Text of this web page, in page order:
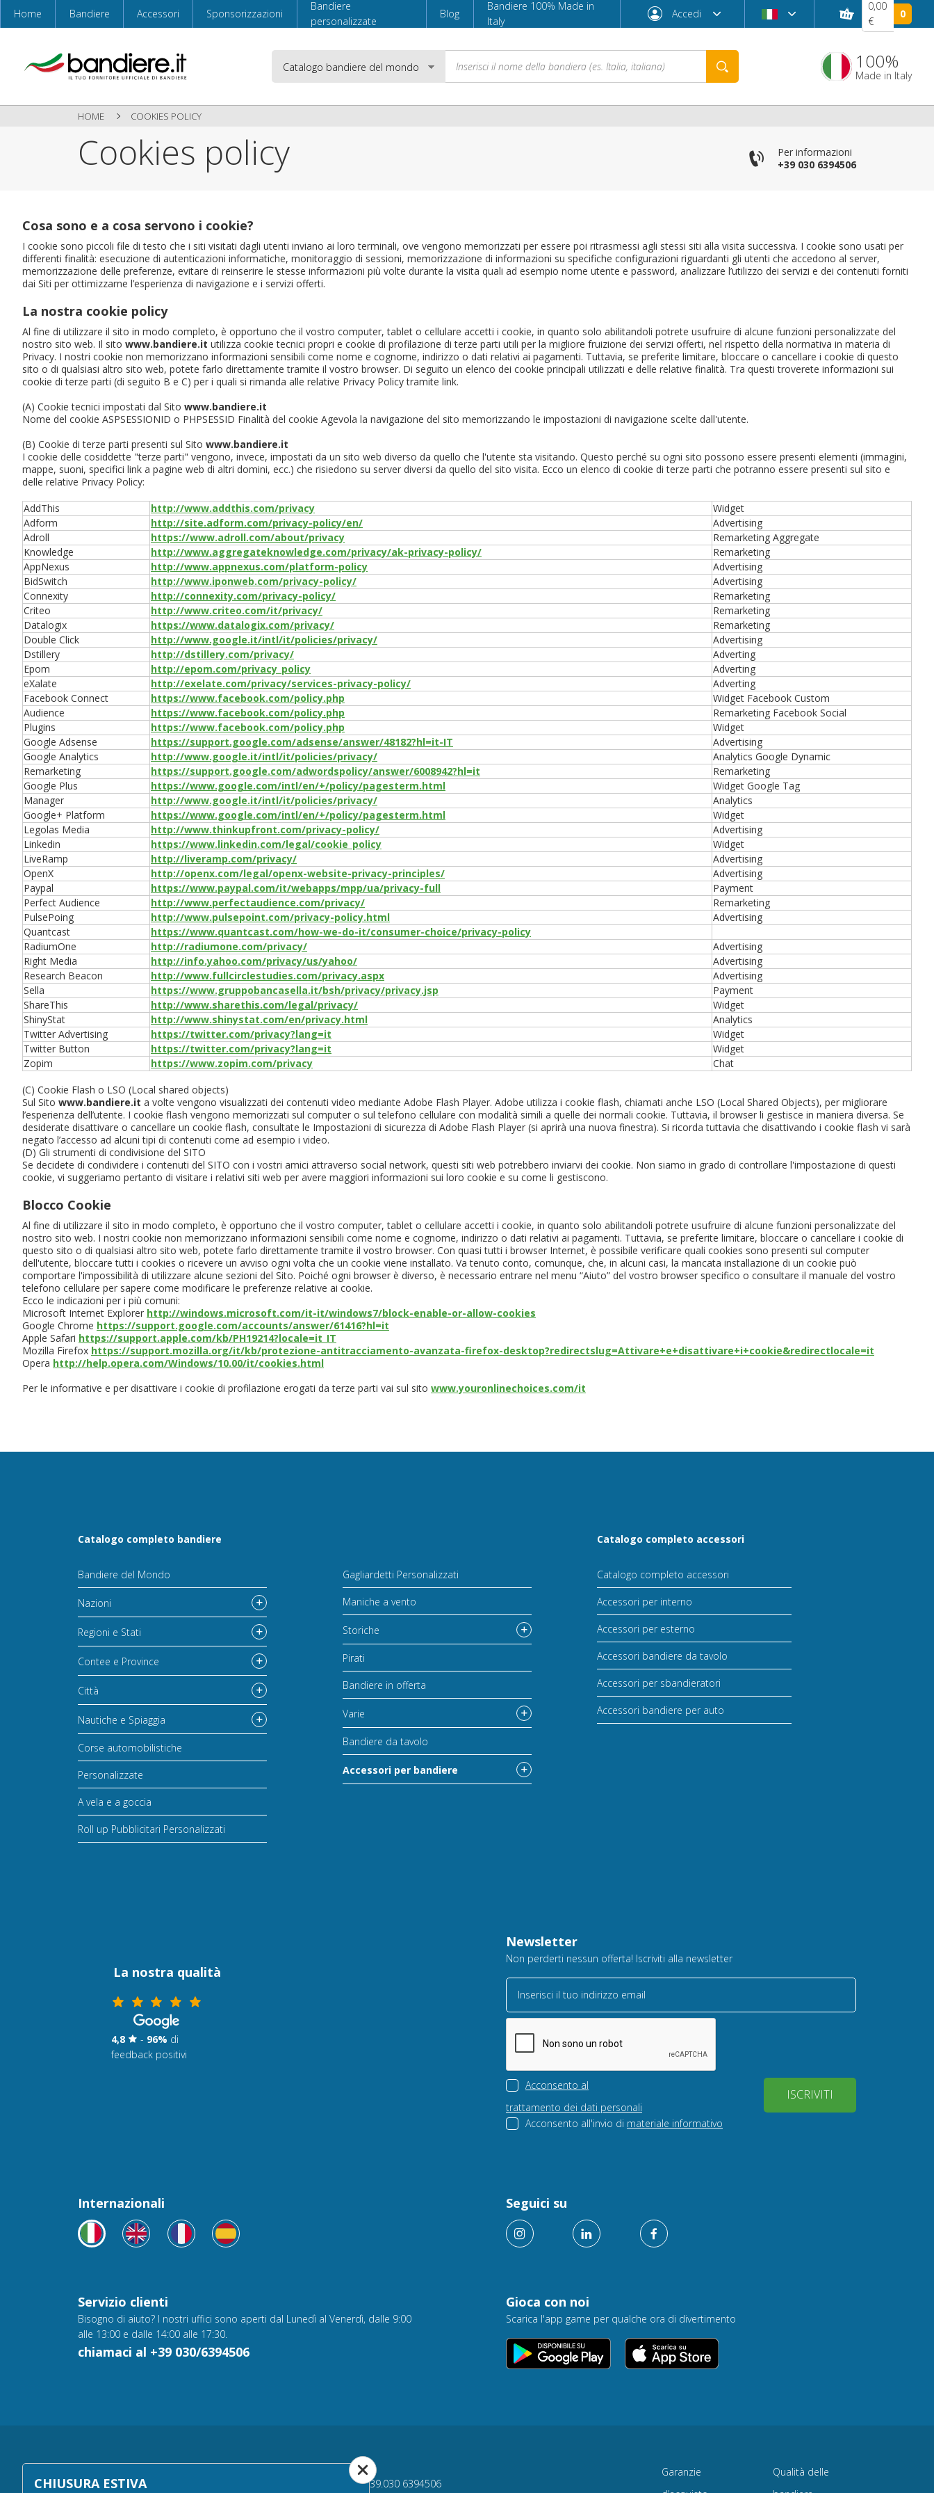
Home Bandiere Accessori Sponsorizzazioni
Bandiere
personalizzate
Blog
Bandiere 100% Made in
Italy
Accedi
Accedi Password dimenticata?
È il tuo primo ordine?
CREA UN NUOVO ACCOUNT
0,00
€
0
100%
Made in Italy
HOME COOKIES POLICY
Cookies policy
Per informazioni
+39 030 6394506
Cosa sono e a cosa servono i cookie?
I cookie sono piccoli file di testo che i siti visitati dagli utenti inviano ai loro terminali, ove vengono memorizzati per essere poi ritrasmessi agli stessi siti alla visita successiva. I cookie sono usati per
differenti finalità: esecuzione di autenticazioni informatiche, monitoraggio di sessioni, memorizzazione di informazioni su specifiche configurazioni riguardanti gli utenti che accedono al server,
memorizzazione delle preferenze, evitare di reinserire le stesse informazioni più volte durante la visita quali ad esempio nome utente e password, analizzare l’utilizzo dei servizi e dei contenuti forniti
dai Siti per ottimizzarne l’esperienza di navigazione e i servizi offerti.
La nostra cookie policy
Al fine di utilizzare il sito in modo completo, è opportuno che il vostro computer, tablet o cellulare accetti i cookie, in quanto solo abilitandoli potrete usufruire di alcune funzioni personalizzate del
nostro sito web. Il sito www.bandiere.it utilizza cookie tecnici propri e cookie di profilazione di terze parti utili per la migliore fruizione dei servizi offerti, nel rispetto della normativa in materia di
Privacy. I nostri cookie non memorizzano informazioni sensibili come nome e cognome, indirizzo o dati relativi ai pagamenti. Tuttavia, se preferite limitare, bloccare o cancellare i cookie di questo
sito o di qualsiasi altro sito web, potete farlo direttamente tramite il vostro browser. Di seguito un elenco dei cookie principali utilizzati e delle relative finalità. Tra questi troverete informazioni sui
cookie di terze parti (di seguito B e C) per i quali si rimanda alle relative Privacy Policy tramite link.
(A) Cookie tecnici impostati dal Sito www.bandiere.it
Nome del cookie ASPSESSIONID o PHPSESSID Finalità del cookie Agevola la navigazione del sito memorizzando le impostazioni di navigazione scelte dall'utente.
(B) Cookie di terze parti presenti sul Sito www.bandiere.it
I cookie delle cosiddette "terze parti" vengono, invece, impostati da un sito web diverso da quello che l'utente sta visitando. Questo perché su ogni sito possono essere presenti elementi (immagini,
mappe, suoni, specifici link a pagine web di altri domini, ecc.) che risiedono su server diversi da quello del sito visita. Ecco un elenco di cookie di terze parti che potranno essere presenti sul sito e
delle relative Privacy Policy:
AddThis
http://www.addthis.com/privacy
Widget
Adform
http://site.adform.com/privacy-policy/en/
Advertising
Adroll
https://www.adroll.com/about/privacy
Remarketing Aggregate
Knowledge
http://www.aggregateknowledge.com/privacy/ak-privacy-policy/
Remarketing
AppNexus
http://www.appnexus.com/platform-policy
Advertising
BidSwitch
http://www.iponweb.com/privacy-policy/
Advertising
Connexity
http://connexity.com/privacy-policy/
Remarketing
Criteo
http://www.criteo.com/it/privacy/
Remarketing
Datalogix
https://www.datalogix.com/privacy/
Remarketing
Double Click
http://www.google.it/intl/it/policies/privacy/
Advertising
Dstillery
http://dstillery.com/privacy/
Adverting
Epom
http://epom.com/privacy_policy
Adverting
eXalate
http://exelate.com/privacy/services-privacy-policy/
Adverting
Facebook Connect
https://www.facebook.com/policy.php
Widget Facebook Custom
Audience
https://www.facebook.com/policy.php
Remarketing Facebook Social
Plugins
https://www.facebook.com/policy.php
Widget
Google Adsense
https://support.google.com/adsense/answer/48182?hl=it-IT
Advertising
Google Analytics
http://www.google.it/intl/it/policies/privacy/
Analytics Google Dynamic
Remarketing
https://support.google.com/adwordspolicy/answer/6008942?hl=it
Remarketing
Google Plus
https://www.google.com/intl/en/+/policy/pagesterm.html
Widget Google Tag
Manager
http://www.google.it/intl/it/policies/privacy/
Analytics
Google+ Platform
https://www.google.com/intl/en/+/policy/pagesterm.html
Widget
Legolas Media
http://www.thinkupfront.com/privacy-policy/
Advertising
Linkedin
https://www.linkedin.com/legal/cookie_policy
Widget
LiveRamp
http://liveramp.com/privacy/
Advertising
OpenX
http://openx.com/legal/openx-website-privacy-principles/
Advertising
Paypal
https://www.paypal.com/it/webapps/mpp/ua/privacy-full
Payment
Perfect Audience
http://www.perfectaudience.com/privacy/
Remarketing
PulsePoing
http://www.pulsepoint.com/privacy-policy.html
Advertising
Quantcast
https://www.quantcast.com/how-we-do-it/consumer-choice/privacy-policy
RadiumOne
http://radiumone.com/privacy/
Advertising
Right Media
http://info.yahoo.com/privacy/us/yahoo/
Advertising
Research Beacon
http://www.fullcirclestudies.com/privacy.aspx
Advertising
Sella
https://www.gruppobancasella.it/bsh/privacy/privacy.jsp
Payment
ShareThis
http://www.sharethis.com/legal/privacy/
Widget
ShinyStat
http://www.shinystat.com/en/privacy.html
Analytics
Twitter Advertising
https://twitter.com/privacy?lang=it
Widget
Twitter Button
https://twitter.com/privacy?lang=it
Widget
Zopim
https://www.zopim.com/privacy
Chat
(C) Cookie Flash o LSO (Local shared objects)
Sul Sito www.bandiere.it a volte vengono visualizzati dei contenuti video mediante Adobe Flash Player. Adobe utilizza i cookie flash, chiamati anche LSO (Local Shared Objects), per migliorare
l’esperienza dell’utente. I cookie flash vengono memorizzati sul computer o sul telefono cellulare con modalità simili a quelle dei normali cookie. Tuttavia, il browser li gestisce in maniera diversa. Se
desiderate disattivare o cancellare un cookie flash, consultate le Impostazioni di sicurezza di Adobe Flash Player (si aprirà una nuova finestra). Si ricorda tuttavia che disattivando i cookie flash vi sarà
negato l’accesso ad alcuni tipi di contenuti come ad esempio i video.
(D) Gli strumenti di condivisione del SITO
Se decidete di condividere i contenuti del SITO con i vostri amici attraverso social network, questi siti web potrebbero inviarvi dei cookie. Non siamo in grado di controllare l'impostazione di questi
cookie, vi suggeriamo pertanto di visitare i relativi siti web per avere maggiori informazioni sui loro cookie e su come li gestiscono.
Blocco Cookie
Al fine di utilizzare il sito in modo completo, è opportuno che il vostro computer, tablet o cellulare accetti i cookie, in quanto solo abilitandoli potrete usufruire di alcune funzioni personalizzate del
nostro sito web. I nostri cookie non memorizzano informazioni sensibili come nome e cognome, indirizzo o dati relativi ai pagamenti. Tuttavia, se preferite limitare, bloccare o cancellare i cookie di
questo sito o di qualsiasi altro sito web, potete farlo direttamente tramite il vostro browser. Con quasi tutti i browser Internet, è possibile verificare quali cookies sono presenti sul computer
dell'utente, bloccare tutti i cookies o ricevere un avviso ogni volta che un cookie viene installato. Va tenuto conto, comunque, che, in alcuni casi, la mancata installazione di un cookie può
comportare l'impossibilità di utilizzare alcune sezioni del Sito. Poiché ogni browser è diverso, è necessario entrare nel menu “Aiuto” del vostro browser specifico o consultare il manuale del vostro
telefono cellulare per sapere come modificare le preferenze relative ai cookie.
Ecco le indicazioni per i più comuni:
Microsoft Internet Explorer http://windows.microsoft.com/it-it/windows7/block-enable-or-allow-cookies
Google Chrome https://support.google.com/accounts/answer/61416?hl=it
Apple Safari https://support.apple.com/kb/PH19214?locale=it_IT
Mozilla Firefox https://support.mozilla.org/it/kb/protezione-antitracciamento-avanzata-firefox-desktop?redirectslug=Attivare+e+disattivare+i+cookie&redirectlocale=it
Opera http://help.opera.com/Windows/10.00/it/cookies.html
Per le informative e per disattivare i cookie di profilazione erogati da terze parti vai sul sito www.youronlinechoices.com/it
Catalogo completo bandiere
Bandiere del Mondo
Nazioni
Regioni e Stati
Contee e Province
Città
Nautiche e Spiaggia
Corse automobilistiche
Personalizzate
A vela e a goccia
Roll up Pubblicitari Personalizzati
Gagliardetti Personalizzati
Maniche a vento
Storiche
Pirati
Bandiere in offerta
Varie
Bandiere da tavolo
Accessori per bandiere
Catalogo completo accessori
Catalogo completo accessori
Accessori per interno
Accessori per esterno
Accessori bandiere da tavolo
Accessori per sbandieratori
Accessori bandiere per auto
La nostra qualità
4,8 - 96% di
feedback positivi
Newsletter
Non perderti nessun offerta! Iscriviti alla newsletter
Inserisci il tuo indirizzo email
Acconsento al
trattamento dei dati personali
Acconsento all'invio di materiale informativo
ISCRIVITI
Servizio clienti
Bisogno di aiuto? I nostri uffici sono aperti dal Lunedì al Venerdì, dalle 9:00
alle 13:00 e dalle 14:00 alle 17:30.
chiamaci al +39 030/6394506
Internazionali Seguici su
Gioca con noi
Scarica l'app game per qualche ora di divertimento
All rights reserved - © Copyright 2000-2026 bizOnweb s.r.l
Via Fratelli Bandiera 18, 25122 - Brescia, Italia
Tel +39.030 6394506
Garanzie
Qualità delle
CHIUSURA ESTIVA